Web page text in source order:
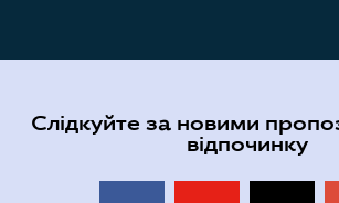
Слідкуйте за новими
відпочинку